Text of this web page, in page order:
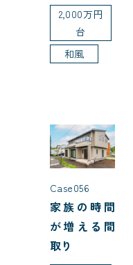
2,000万円
台
和風
Case056
家族の時間
が増える間
取り